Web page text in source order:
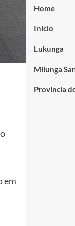
em
Home
Início
Lukunga
Milunga
Província